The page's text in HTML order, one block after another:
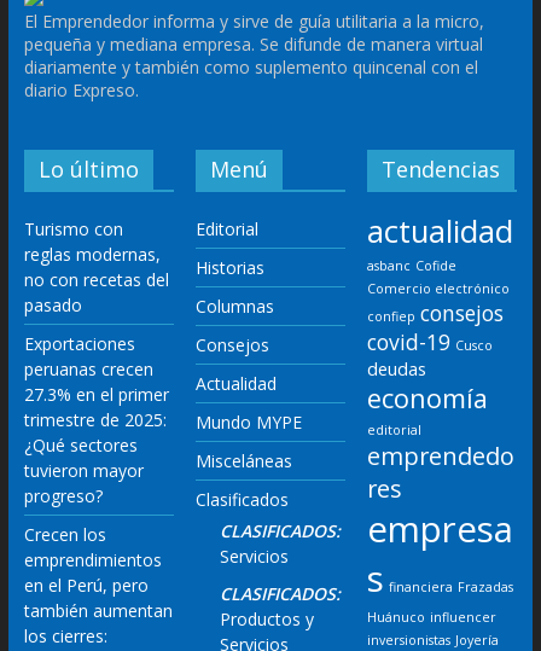
El Emprendedor informa y sirve de guía utilitaria a la micro,
pequeña y mediana empresa. Se difunde de manera virtual
diariamente y también como suplemento quincenal con el
diario Expreso.
Lo último
Turismo con
reglas modernas,
no con recetas del
pasado
Exportaciones
peruanas crecen
27.3% en el primer
trimestre de 2025:
¿Qué sectores
tuvieron mayor
progreso?
Crecen los
emprendimientos
en el Perú, pero
también aumentan
los cierres:
Menú
Editorial
Historias
Columnas
Consejos
Actualidad
Mundo MYPE
Misceláneas
Clasificados
CLASIFICADOS:
Servicios
CLASIFICADOS:
Productos y
Servicios
Tendencias
actualidad
asbanc Cofide
Comercio electrónico
confiep consejos
covid-19 Cusco
deudas
economía
editorial
emprendedo
res
empresa
s financiera Frazadas
Huánuco influencer
inversionistas Joyería